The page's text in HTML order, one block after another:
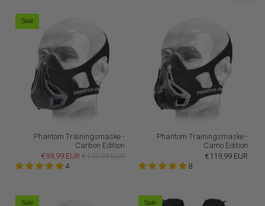
Sale
Phantom Trainingsmaske -
Carbon Edition
€99,99 EUR €119,99 EUR
4
Phantom Trainingsmaske -
Camo Edition
€119,99 EUR
8
Sale Sale